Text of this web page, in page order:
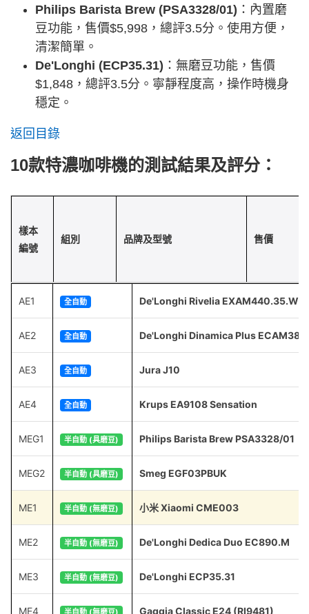
Philips Barista Brew (PSA3328/01) ：內置磨
豆功能，售價$5,998，總評3.5分。使用方便，
清潔簡單。
De'Longhi (ECP35.31) ：無磨豆功能，售價
$1,848，總評3.5分。寧靜程度高，操作時機身
穩定。
返回目錄
10款特濃咖啡機的測試結果及評分：
樣本
編號
組別 品牌及型號 售價
AE1 全自動 De'Longhi Rivelia EXAM440.35.W
AE2 全自動 De'Longhi Dinamica Plus
AE3 全自動 Jura J10
AE4 全自動 Krups EA9108 Sensation
MEG1 半自動 (具磨豆) Philips Barista Brew PSA3328/01
MEG2 半自動 (具磨豆) Smeg EGF03PBUK
ME1 半自動 (無磨豆) 小米 Xiaomi CME003
ME2 半自動 (無磨豆) De'Longhi Dedica Duo EC890.M
ME3 半自動 (無磨豆) De'Longhi ECP35.31
ME4 半自動 (無磨豆) Gaggia Classic E24 (RI9481)